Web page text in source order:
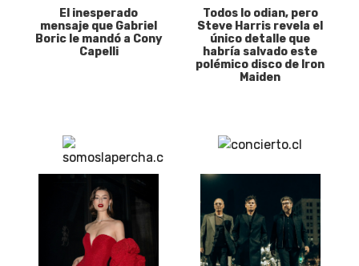
El inesperado
mensaje que Gabriel
Boric le mandó a Cony
Capelli
Todos lo odian, pero
Steve Harris revela el
único detalle que
habría salvado este
polémico disco de Iron
Maiden